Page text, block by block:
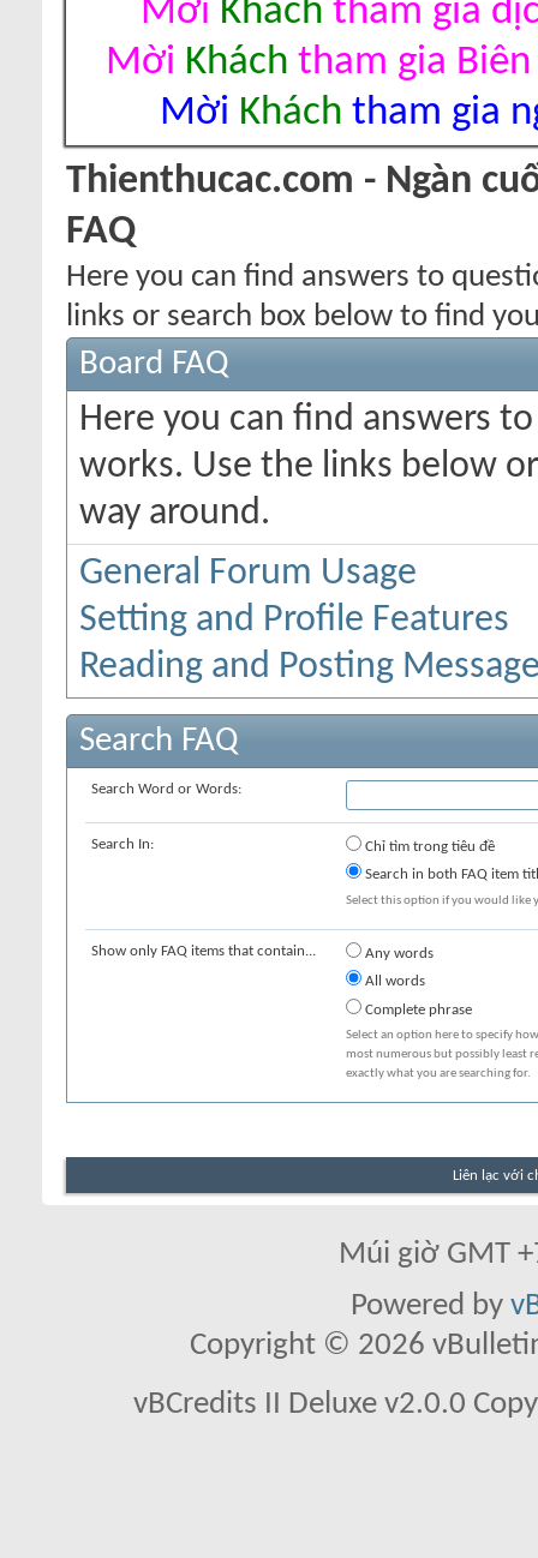
Mời Khách tham gia
Mời Khách tham gia
Mời Khách tham gia
Thienthucac.com - Ngàn
FAQ
Here you can find answers to
links or search box below to find
Board FAQ
Here you can find answers
works. Use the links below
way around.
General Forum Usage
Setting and Profile Features
Reading and Posting
Search FAQ
Search Word or Words:
Search In:
Chỉ tìm trong tiêu đề
Search in both FAQ item
Select this option if you would like
Show only FAQ items that contain...
Any words
All words
Complete phrase
Select an option here to specify
most numerous but possibly least
exactly what you are searching for.
Liên lạc với
Múi giờ GMT
Powered by
Copyright © 2026
vBCredits II Deluxe v2.0.0